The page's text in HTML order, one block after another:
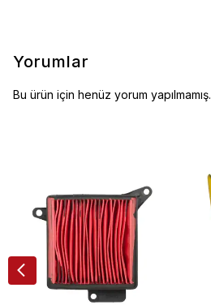
Yorumlar
Bu ürün için henüz yorum yapılmamış.